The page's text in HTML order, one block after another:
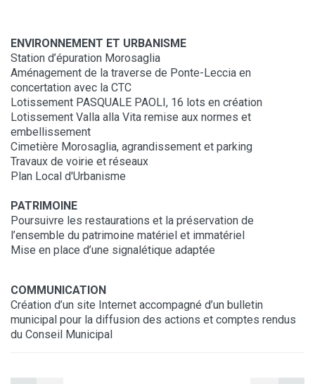
ENVIRONNEMENT ET URBANISME
Station d’épuration Morosaglia
Aménagement de la traverse de Ponte-Leccia en
concertation avec la CTC
Lotissement PASQUALE PAOLI, 16 lots en création
Lotissement Valla alla Vita remise aux normes et
embellissement
Cimetière Morosaglia, agrandissement et parking
Travaux de voirie et réseaux
Plan Local d'Urbanisme
PATRIMOINE
Poursuivre les restaurations et la préservation de
l’ensemble du patrimoine matériel et immatériel
Mise en place d’une signalétique adaptée
COMMUNICATION
Création d’un site Internet accompagné d’un bulletin
municipal pour la diffusion des actions et comptes rendus
du Conseil Municipal